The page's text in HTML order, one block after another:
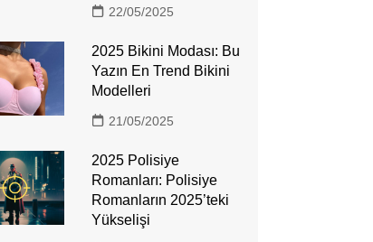
22/05/2025
2025 Bikini Modası: Bu
Yazın En Trend Bikini
Modelleri
21/05/2025
2025 Polisiye
Romanları: Polisiye
Romanların 2025’teki
Yükselişi